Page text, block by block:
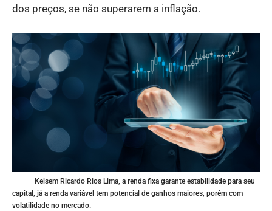
dos preços, se não superarem a inflação.
Kelsem Ricardo Rios Lima, a renda fixa garante estabilidade para seu
capital, já a renda variável tem potencial de ganhos maiores, porém com
volatilidade no mercado.